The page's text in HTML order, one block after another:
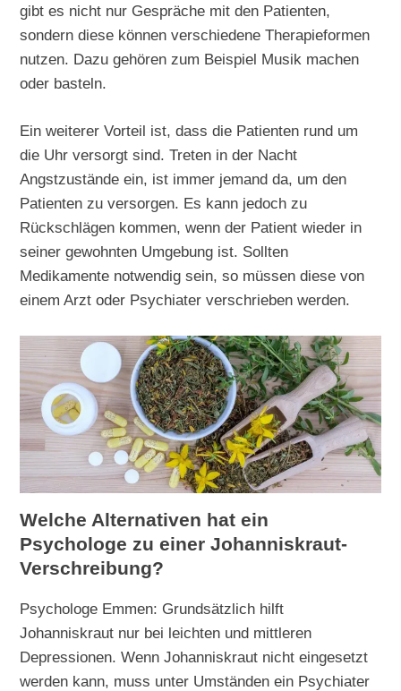
gibt es nicht nur Gespräche mit den Patienten,
sondern diese können verschiedene Therapieformen
nutzen. Dazu gehören zum Beispiel Musik machen
oder basteln.
Ein weiterer Vorteil ist, dass die Patienten rund um
die Uhr versorgt sind. Treten in der Nacht
Angstzustände ein, ist immer jemand da, um den
Patienten zu versorgen. Es kann jedoch zu
Rückschlägen kommen, wenn der Patient wieder in
seiner gewohnten Umgebung ist. Sollten
Medikamente notwendig sein, so müssen diese von
einem Arzt oder Psychiater verschrieben werden.
Welche Alternativen hat ein
Psychologe zu einer Johanniskraut-
Verschreibung?
Psychologe Emmen: Grundsätzlich hilft
Johanniskraut nur bei leichten und mittleren
Depressionen. Wenn Johanniskraut nicht eingesetzt
werden kann, muss unter Umständen ein Psychiater